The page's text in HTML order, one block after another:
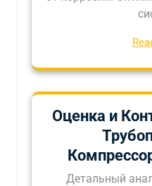
Оценка и
Детальный